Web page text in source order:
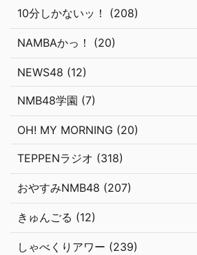
10分しかないッ！ (208)
NAMBAかっ！ (20)
NEWS48 (12)
NMB48学園 (7)
OH! MY MORNING (20)
TEPPENラジオ (318)
おやすみNMB48 (207)
きゅんごる (12)
しゃべくりアワー (239)